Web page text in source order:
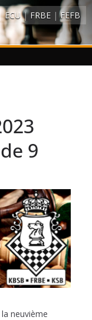
9
neuvième
ECU| FRBE | FEFB